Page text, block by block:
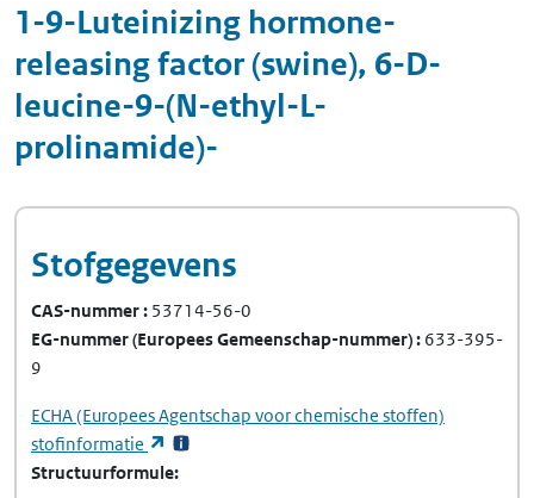
1-9-Luteinizing hormone-
releasing factor (swine), 6-D-
leucine-9-(N-ethyl-L-
prolinamide)-
Stofgegevens
CAS-nummer 53714-56-0
EG-nummer(Europees Gemeenschap-nummer) 633-395-
9
ECHA(Europees Agentschap voor chemische stoffen)
stofinformatie
(opent in een nieuw tabblad)
Structuurformule